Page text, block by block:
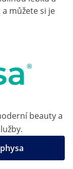
můžete si je
beauty a